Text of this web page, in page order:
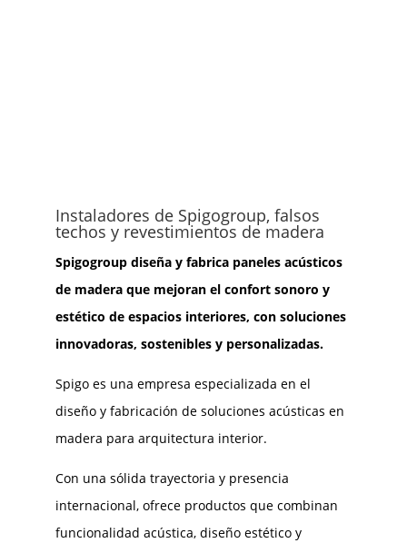
Instaladores de Spigogroup, falsos
techos y revestimientos de madera
Spigogroup diseña y fabrica paneles acústicos
de madera que mejoran el confort sonoro y
estético de espacios interiores, con soluciones
innovadoras, sostenibles y personalizadas.
Spigo es una empresa especializada en el
diseño y fabricación de soluciones acústicas en
madera para arquitectura interior.
Con una sólida trayectoria y presencia
internacional, ofrece productos que combinan
funcionalidad acústica, diseño estético y